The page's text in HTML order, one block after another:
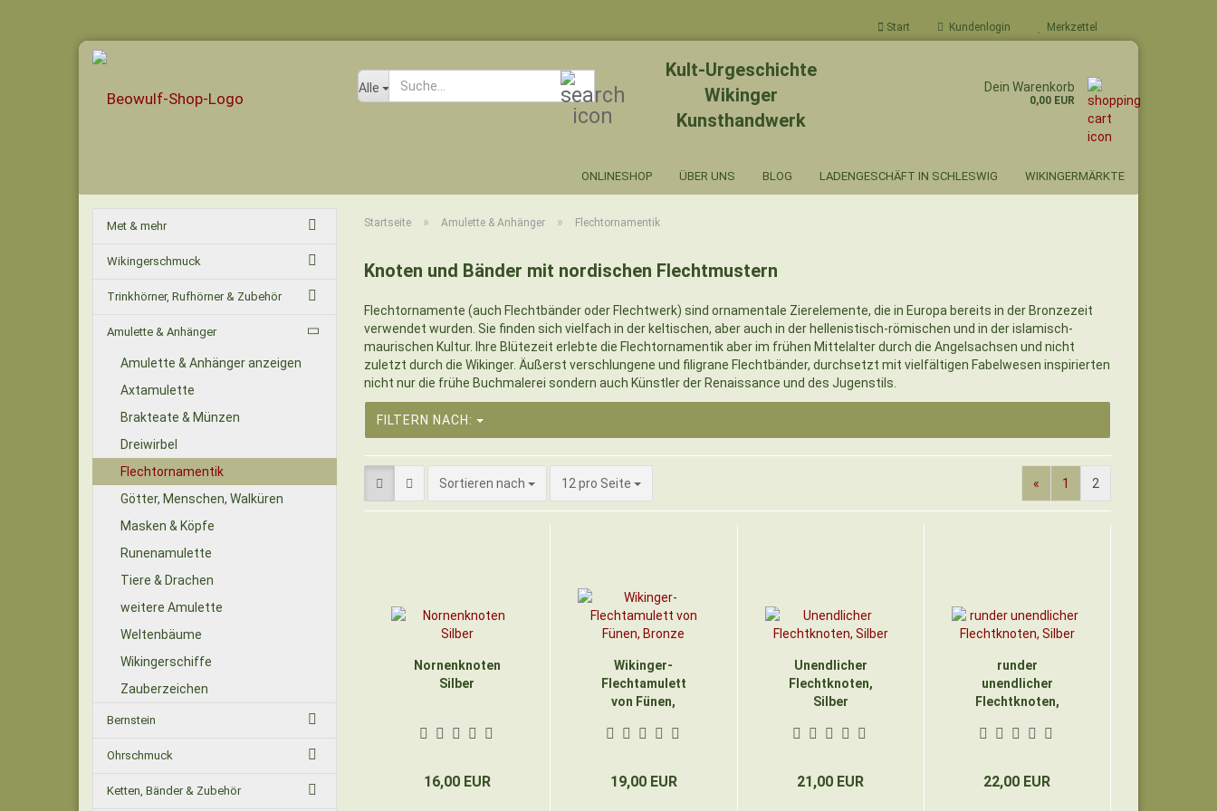
Start Kundenlogin Merkzettel
Alle
Kult-Urgeschichte
Wikinger
Kunsthandwerk
Dein Warenkorb
0,00 EUR
ONLINESHOP ÜBER UNS BLOG LADENGESCHÄFT IN SCHLESWIG WIKINGERMÄRKTE
Startseite » Amulette & Anhänger » Flechtornamentik
Knoten und Bänder mit nordischen Flechtmustern
Flechtornamente (auch Flechtbänder oder Flechtwerk) sind ornamentale Zierelemente, die in Europa bereits in der Bronzezeit
verwendet wurden. Sie finden sich vielfach in der keltischen, aber auch in der hellenistisch-römischen und in der islamisch-
maurischen Kultur. Ihre Blütezeit erlebte die Flechtornamentik aber im frühen Mittelalter durch die Angelsachsen und nicht
zuletzt durch die Wikinger. Äußerst verschlungene und filigrane Flechtbänder, durchsetzt mit vielfältigen Fabelwesen inspirierten
nicht nur die frühe Buchmalerei sondern auch Künstler der Renaissance und des Jugenstils.
FILTERN NACH:
Sortieren nach
Sortieren nach 12 pro Seite
pro Seite « 1 2
Nornenknoten
Silber
16,00 EUR
Wikinger-
Flechtamulett
von Fünen,
19,00 EUR
Unendlicher
Flechtknoten,
Silber
21,00 EUR
runder
unendlicher
Flechtknoten,
22,00 EUR
Met & mehr
Wikingerschmuck
Trinkhörner, Rufhörner & Zubehör
Amulette & Anhänger
Amulette & Anhänger anzeigen
Axtamulette
Brakteate & Münzen
Dreiwirbel
Flechtornamentik
Götter, Menschen, Walküren
Masken & Köpfe
Runenamulette
Tiere & Drachen
weitere Amulette
Weltenbäume
Wikingerschiffe
Zauberzeichen
Bernstein
Ohrschmuck
Ketten, Bänder & Zubehör